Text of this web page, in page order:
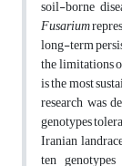
soil-borne
Fusarium
long-term
the limitations
is the most
research was
genotypes
Iranian
ten